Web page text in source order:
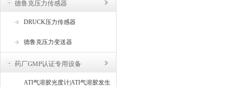
德鲁克压力传感器
DRUCK压力传感器
德鲁克压力变送器
药厂GMP认证专用设备
ATI气溶胶光度计|ATI气溶胶发生